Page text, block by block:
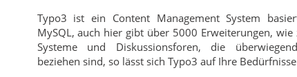
Typo3 ist ein Content Management System
MySQL, auch hier gibt über 5000 Erweiterungen, wie
Systeme und Diskussionsforen, die
beziehen sind, so lässt sich Typo3 auf Ihre